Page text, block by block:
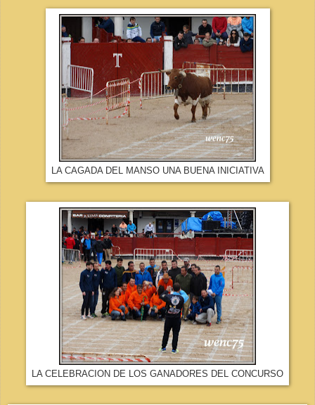
LA CAGADA DEL MANSO UNA BUENA INICIATIVA
LA CELEBRACION DE LOS GANADORES DEL CONCURSO